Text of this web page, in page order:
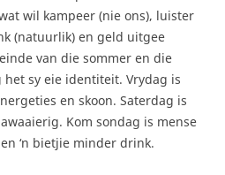
wil kampeer (nie ons), luister
(natuurlik) en geld uitgee
van die sommer en die
sy eie identiteit. Vrydag is
en skoon. Saterdag is
Kom sondag is mense
‘n bietjie minder drink.